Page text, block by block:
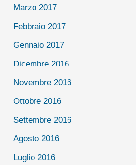
Marzo 2017
Febbraio 2017
Gennaio 2017
Dicembre 2016
Novembre 2016
Ottobre 2016
Settembre 2016
Agosto 2016
Luglio 2016